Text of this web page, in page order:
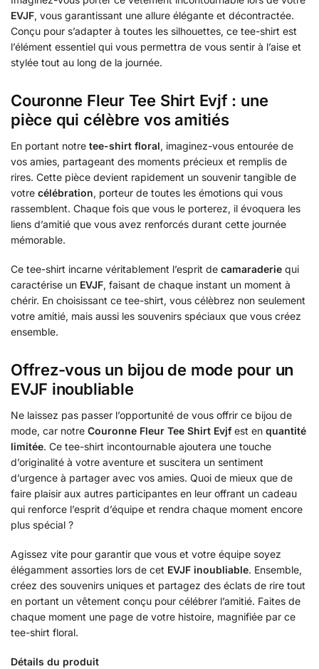
EVJF, vous garantissant une allure élégante et décontractée.
Conçu pour s’adapter à toutes les silhouettes, ce tee-shirt est
l’élément essentiel qui vous permettra de vous sentir à l’aise et
stylée tout au long de la journée.
Couronne Fleur Tee Shirt Evjf : une
pièce qui célèbre vos amitiés
En portant notre tee-shirt floral, imaginez-vous entourée de
vos amies, partageant des moments précieux et remplis de
rires. Cette pièce devient rapidement un souvenir tangible de
votre célébration, porteur de toutes les émotions qui vous
rassemblent. Chaque fois que vous le porterez, il évoquera les
liens d’amitié que vous avez renforcés durant cette journée
mémorable.
Ce tee-shirt incarne véritablement l’esprit de camaraderie qui
caractérise un EVJF, faisant de chaque instant un moment à
chérir. En choisissant ce tee-shirt, vous célèbrez non seulement
votre amitié, mais aussi les souvenirs spéciaux que vous créez
ensemble.
Offrez-vous un bijou de mode pour un
EVJF inoubliable
Ne laissez pas passer l’opportunité de vous offrir ce bijou de
mode, car notre Couronne Fleur Tee Shirt Evjfest en quantité
limitée. Ce tee-shirt incontournable ajoutera une touche
d’originalité à votre aventure et suscitera un sentiment
d’urgence à partager avec vos amies. Quoi de mieux que de
faire plaisir aux autres participantes en leur offrant un cadeau
qui renforce l’esprit d’équipe et rendra chaque moment encore
plus spécial ?
Agissez vite pour garantir que vous et votre équipe soyez
élégamment assorties lors de cet EVJF inoubliable. Ensemble,
créez des souvenirs uniques et partagez des éclats de rire tout
en portant un vêtement conçu pour célébrer l’amitié. Faites de
chaque moment une page de votre histoire, magnifiée par ce
tee-shirt floral.
Détails du produit